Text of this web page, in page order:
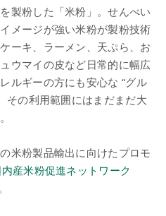
製粉した「米粉」。せんべい
メージが強い米粉が製粉技術
ーキ、ラーメン、天ぷら、お
ウマイの皮など日常的に幅広
ルギーの方にも安心な “グル
その利用範囲にはまだまだ大
米粉製品輸出に向けたプロモ
産米粉促進ネットワーク